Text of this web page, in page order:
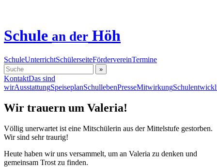
Schule an der Höh
SchuleUnterrichtSchülerseiteFördervereinTermine
»
KontaktDas sind
wirAusstattungSpeiseplanSchullebenPresseMitwirkung
Wir trauern um Valeria!
Völlig unerwartet ist eine Mitschülerin aus der Mittelstufe gestorben.
Wir sind sehr traurig!
Heute haben wir uns versammelt, um an Valeria zu denken und
gemeinsam Trost zu finden.